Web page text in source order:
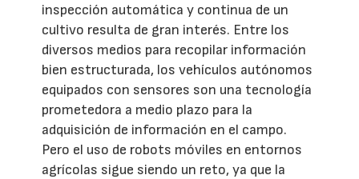
inspección automática y continua de un
cultivo resulta de gran interés. Entre los
diversos medios para recopilar información
bien estructurada, los vehículos autónomos
equipados con sensores son una tecnología
prometedora a medio plazo para la
adquisición de información en el campo.
Pero el uso de robots móviles en entornos
agrícolas sigue siendo un reto, ya que la